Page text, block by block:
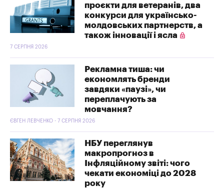
проєкти для ветеранів, два
конкурси для українсько-
молдовських партнерств, а
також інновації і ясла
7 СЕРПНЯ 2026
Рекламна тиша: чи
економлять бренди
завдяки «паузі», чи
переплачують за
мовчання?
ЄВГЕН ЛЕВЧЕНКО - 7 СЕРПНЯ 2026
НБУ переглянув
макропрогноз в
Інфляційному звіті: чого
чекати економіці до 2028
року